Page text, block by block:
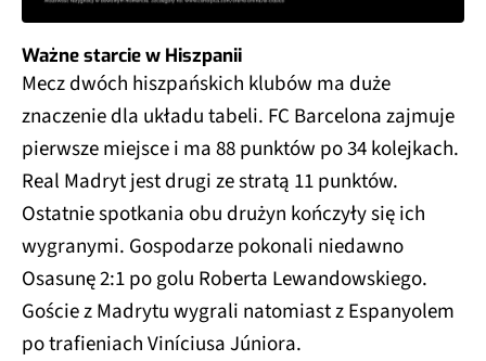
Ważne starcie w Hiszpanii
Mecz dwóch hiszpańskich klubów ma duże
znaczenie dla układu tabeli. FC Barcelona zajmuje
pierwsze miejsce i ma 88 punktów po 34 kolejkach.
Real Madryt jest drugi ze stratą 11 punktów.
Ostatnie spotkania obu drużyn kończyły się ich
wygranymi. Gospodarze pokonali niedawno
Osasunę 2:1 po golu Roberta Lewandowskiego.
Goście z Madrytu wygrali natomiast z Espanyolem
po trafieniach Viníciusa Júniora.